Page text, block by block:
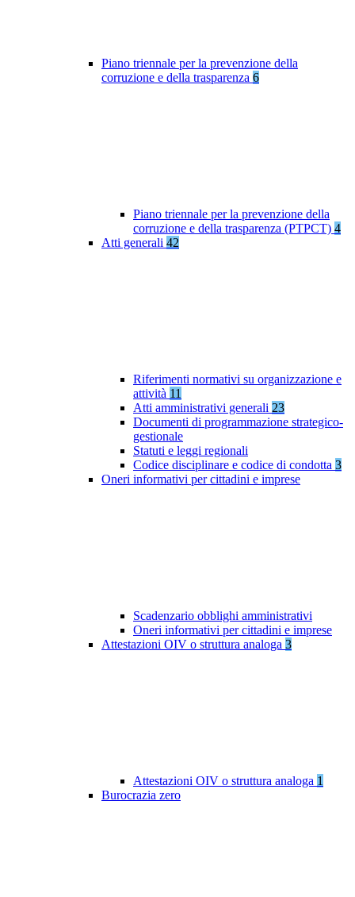
Piano triennale per la prevenzione della
corruzione e della trasparenza 6
Piano triennale per la prevenzione della
corruzione e della trasparenza (PTPCT) 4
Atti generali 42
Riferimenti normativi su organizzazione e
attività 11
Atti amministrativi generali 23
Documenti di programmazione strategico-
gestionale
Statuti e leggi regionali
Codice disciplinare e codice di condotta 3
Oneri informativi per cittadini e imprese
Scadenzario obblighi amministrativi
Oneri informativi per cittadini e imprese
Attestazioni OIV o struttura analoga 3
Attestazioni OIV o struttura analoga 1
Burocrazia zero